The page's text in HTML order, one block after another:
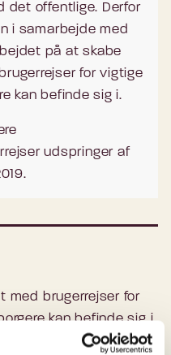
det offentlige. Derfor
i samarbejde med
på at skabe
for vigtige
kan befinde sig i.
udspringer af
med brugerrejser for
kan befinde sig i.